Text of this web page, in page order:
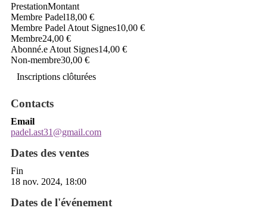
PrestationMontant
Membre Padel18,00 €
Membre Padel Atout Signes10,00 €
Membre24,00 €
Abonné.e Atout Signes14,00 €
Non-membre30,00 €
Inscriptions clôturées
Contacts
Email
padel.ast31@gmail.com
Dates des ventes
Fin
18 nov. 2024, 18:00
Dates de l'événement